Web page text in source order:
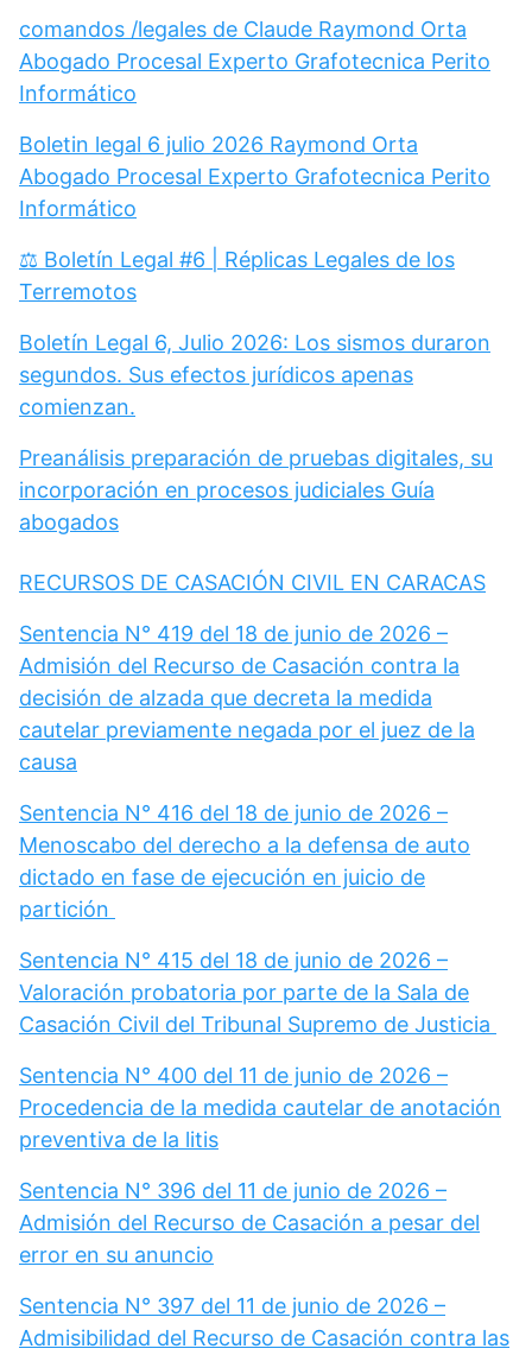
comandos /legales de Claude Raymond Orta
Abogado Procesal Experto Grafotecnica Perito
Informático
Boletin legal 6 julio 2026 Raymond Orta
Abogado Procesal Experto Grafotecnica Perito
Informático
⚖️ Boletín Legal #6 | Réplicas Legales de los
Terremotos
Boletín Legal 6, Julio 2026: Los sismos duraron
segundos. Sus efectos jurídicos apenas
comienzan.
Preanálisis preparación de pruebas digitales, su
incorporación en procesos judiciales Guía
abogados
RECURSOS DE CASACIÓN CIVIL EN CARACAS
Sentencia N° 419 del 18 de junio de 2026 –
Admisión del Recurso de Casación contra la
decisión de alzada que decreta la medida
cautelar previamente negada por el juez de la
causa
Sentencia N° 416 del 18 de junio de 2026 –
Menoscabo del derecho a la defensa de auto
dictado en fase de ejecución en juicio de
partición
Sentencia N° 415 del 18 de junio de 2026 –
Valoración probatoria por parte de la Sala de
Casación Civil del Tribunal Supremo de Justicia
Sentencia N° 400 del 11 de junio de 2026 –
Procedencia de la medida cautelar de anotación
preventiva de la litis
Sentencia N° 396 del 11 de junio de 2026 –
Admisión del Recurso de Casación a pesar del
error en su anuncio
Sentencia N° 397 del 11 de junio de 2026 –
Admisibilidad del Recurso de Casación contra las